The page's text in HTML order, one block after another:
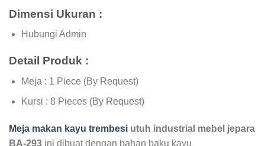
Dimensi Ukuran :
Hubungi Admin
Detail Produk :
Meja : 1 Piece (By Request)
Kursi : 8 Pieces (By Request)
Meja makan kayu trembesi utuh industrial mebel jepara
BA-293 ini dibuat dengan bahan baku kayu